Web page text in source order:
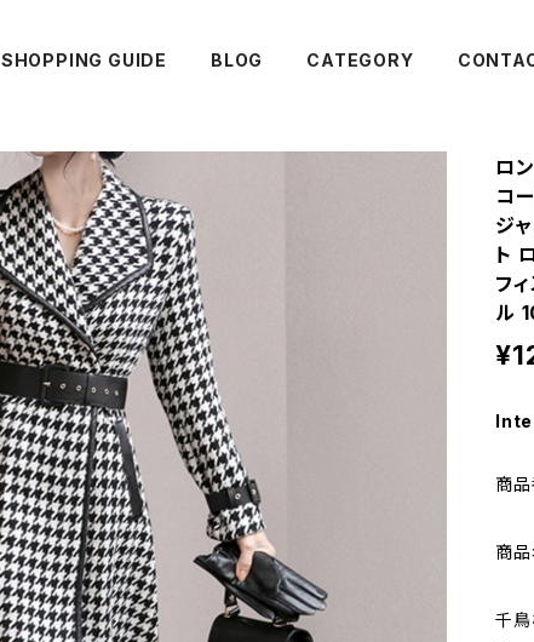
SHOPPING GUIDE BLOG CATEGORY
ロ
コ
ジ
ト
フ
ル
商品
商品
千鳥